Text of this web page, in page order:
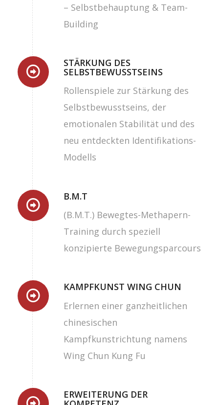
– Selbstbehauptung & Team-
Building
STÄRKUNG DES
SELBSTBEWUSSTSEINS
Rollenspiele zur Stärkung des
Selbstbewusstseins, der
emotionalen Stabilität und des
neu entdeckten Identifikations-
Modells
B.M.T
(B.M.T.) Bewegtes-Methapern-
Training durch speziell
konzipierte Bewegungsparcours
KAMPFKUNST WING CHUN
Erlernen einer ganzheitlichen
chinesischen
Kampfkunstrichtung namens
Wing Chun Kung Fu
ERWEITERUNG DER